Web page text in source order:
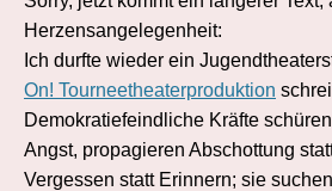
Herzensangelegenheit:
Ich durfte wieder ein
On! Tourneetheaterproduktion
Demokratiefeindliche Kräfte
Angst, propagieren Abschottung
Vergessen statt Erinnern; sie